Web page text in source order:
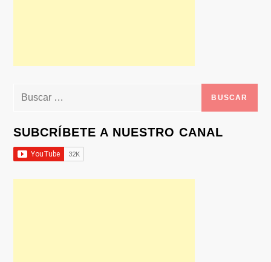
Buscar:
SUBCRÍBETE A NUESTRO CANAL